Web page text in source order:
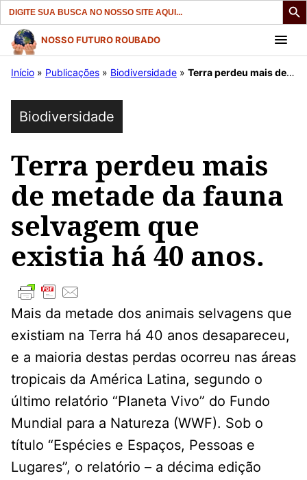
Search
for:
Pular
para
conteúdo
NOSSO FUTURO ROUBADO
Início » Publicações » Biodiversidade » Terra perdeu mais de metade da fauna selvagem que existia há 40 anos.
Biodiversidade
Terra perdeu mais
de metade da fauna
selvagem que
existia há 40 anos.
Mais da metade dos animais selvagens que
existiam na Terra há 40 anos desapareceu,
e a maioria destas perdas ocorreu nas áreas
tropicais da América Latina, segundo o
último relatório “Planeta Vivo” do Fundo
Mundial para a Natureza (WWF). Sob o
título “Espécies e Espaços, Pessoas e
Lugares”, o relatório – a décima edição